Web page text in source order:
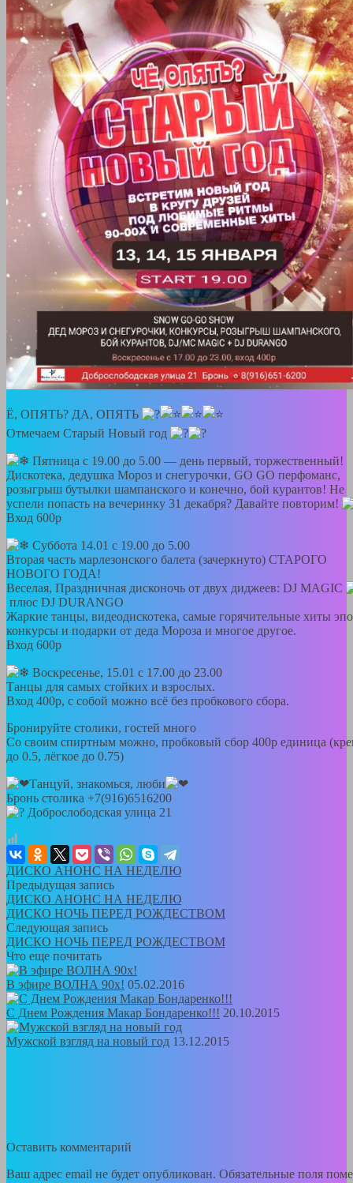
Ё, ОПЯТЬ? ДА, ОПЯТЬ
Отмечаем Старый Новый год
Пятница с 19.00 до 5.00 — день первый, торжественный!
Дискотека, дедушка Мороз и снегурочки, GO GO перфоманс,
розыгрыш бутылки шампанского и конечно, бой курантов! Не
успели попасть на вечеринку 31 декабря? Давайте повторим!
Вход 600р
Суббота 14.01 с 19.00 до 5.00
Вторая часть марлезонского балета (зачеркнуто) СТАРОГО
НОВОГО ГОДА!
Веселая, Праздничная дисконочь от двух диджеев: DJ MAGIC
плюс DJ DURANGO
Жаркие танцы, видеодискотека, самые горячительные хиты
конкурсы и подарки от деда Мороза и многое другое.
Вход 600р
Воскресенье, 15.01 с 17.00 до 23.00
Танцы для самых стойких и взрослых.
Вход 400р, с собой можно всё без пробкового сбора.
Бронируйте столики, гостей много
Со своим спиртным можно, пробковый сбор 400р единица
до 0.5, лёгкое до 0.75)
Танцуй, знакомься, люби
Бронь столика +7(916)6516200
Доброслободская улица 21
ДИСКО АНОНС НА НЕДЕЛЮ
Предыдущая запись
ДИСКО АНОНС НА НЕДЕЛЮ
ДИСКО НОЧЬ ПЕРЕД РОЖДЕСТВОМ
Следующая запись
ДИСКО НОЧЬ ПЕРЕД РОЖДЕСТВОМ
Что еще почитать
В эфире ВОЛНА 90х! 05.02.2016
С Днем Рождения Макар Бондаренко!!! 20.10.2015
Мужской взгляд на новый год 13.12.2015
Оставить комментарий
Ваш адрес email не будет опубликован. Обязательные поля